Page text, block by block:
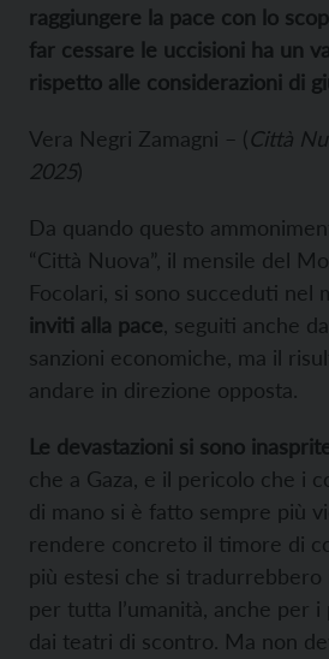
raggiungere la pace con lo
far cessare le uccisioni ha un
rispetto alle considerazioni di
Vera Negri Zamagni – (Città
2025)
Da quando questo
“Città Nuova”, il mensile del
Focolari, si sono succeduti nel
inviti alla pace , seguiti anche
sanzioni economiche, ma il
andare in direzione opposta.
Le devastazioni si sono
che a Gaza, e il pericolo che i
di mano si è fatto sempre più
rendere concreto il timore di
più estesi che si tradurrebbero
per tutta l’umanità, anche per
dai teatri di scontro. Ma non